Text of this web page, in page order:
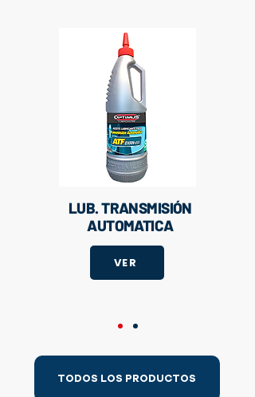
LUB. TRANSMISIÓN
AUTOMATICA
VER
TODOS LOS PRODUCTOS